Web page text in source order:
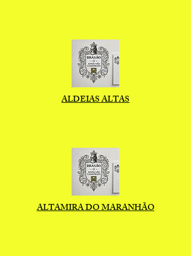
ALDEIAS ALTAS
ALTAMIRA DO MARANHÃO